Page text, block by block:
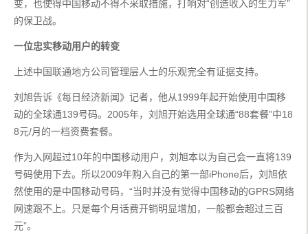
变，也使得中国移动不得不采取措施，打响对“创造收入的生力军”
的保卫战。
一位忠实移动用户的转变
上述中国联通地方公司管理层人士的乐观完全有证据支持。
刘旭告诉《每日经济新闻》记者，他从1999年起开始使用中国移
动的全球通139号码。2005年，刘旭开始选用全球通“88套餐”中18
8元/月的一档资费套餐。
作为入网超过10年的中国移动用户，刘旭本以为自己会一直将139
号码使用下去。所以2009年购入自己的第一部iPhone后，刘旭依
然使用的是中国移动号码，“当时并没有觉得中国移动的GPRS网络
网速跟不上。只是每个月话费开销明显增加，一般都会超过三百
元”。